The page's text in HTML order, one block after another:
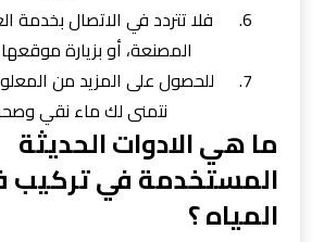
فلا تتردد في الاتصال بخدمة
المصنعة، أو بزيارة
للحصول على المزيد من
نتمنى لك ماء نقي
ما هي الادوات الحديثة
المستخدمة في تركيب
المياه ؟